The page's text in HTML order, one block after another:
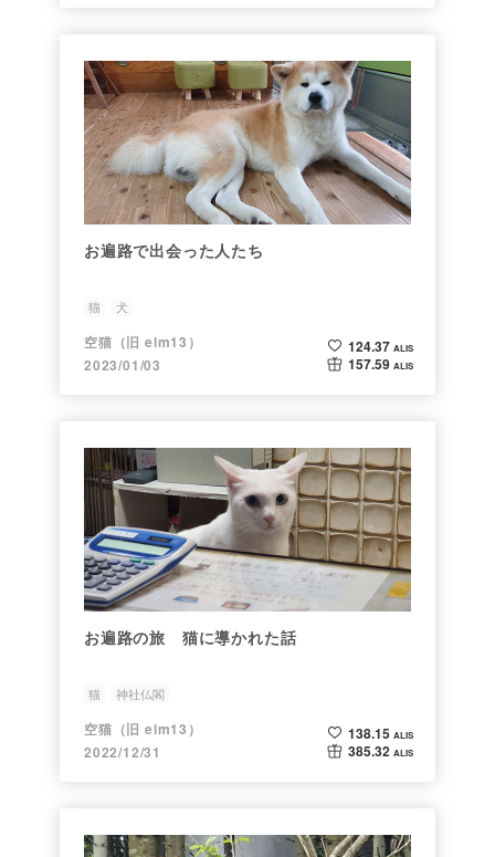
お遍路で出会った人たち
猫 犬
空猫（旧 elm13）
2023/01/03
124.37 ALIS
157.59 ALIS
お遍路の旅 猫に導かれた話
猫 神社仏閣
空猫（旧 elm13）
2022/12/31
138.15 ALIS
385.32 ALIS